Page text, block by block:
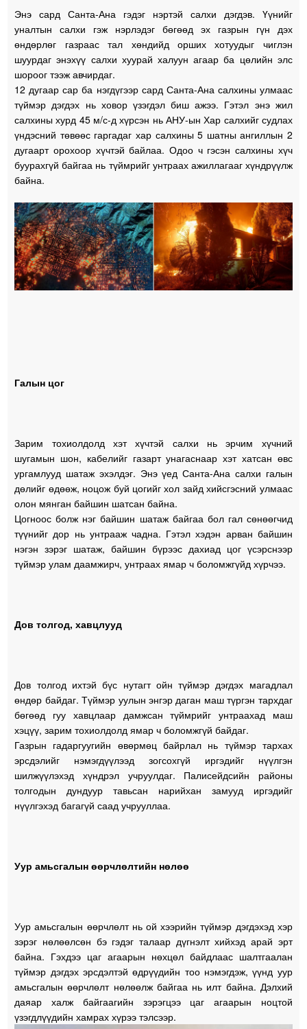
Энэ сард Санта-Ана гэдэг нэртэй салхи дэгдэв. Үүнийг
уналтын салхи гэж нэрлэдэг бөгөөд эх газрын гүн дэх
өндөрлөг газраас тал хөндийд орших хотуудыг чиглэн
шуурдаг энэхүү салхи хуурай халуун агаар ба цөлийн элс
шороог тээж авчирдаг.
12 дугаар сар ба нэгдүгээр сард Санта-Ана салхины улмаас
түймэр дэгдэх нь ховор үзэгдэл биш ажээ. Гэтэл энэ жил
салхины хурд 45 м/с-д хүрсэн нь АНУ-ын Хар салхийг судлах
үндэсний төвөөс гаргадаг хар салхины 5 шатны ангиллын 2
дугаарт орохоор хүчтэй байлаа. Одоо ч гэсэн салхины хүч
буурахгүй байгаа нь түймрийг унтраах ажиллагааг хүндрүүлж
байна.
Галын цог
Зарим тохиолдолд хэт хүчтэй салхи нь эрчим хүчний
шугамын шон, кабелийг газарт унагаснаар хэт хатсан өвс
ургамлууд шатаж эхэлдэг. Энэ үед Санта-Ана салхи галын
дөлийг өдөөж, ноцож буй цогийг хол зайд хийсгэсний улмаас
олон мянган байшин шатсан байна.
Цогноос болж нэг байшин шатаж байгаа бол гал сөнөөгчид
түүнийг дор нь унтрааж чадна. Гэтэл хэдэн арван байшин
нэгэн зэрэг шатаж, байшин бүрээс дахиад цог үсэрснээр
түймэр улам даамжирч, унтраах ямар ч боломжгүйд хүрчээ.
Дов толгод, хавцлууд
Дов толгод ихтэй бүс нутагт ойн түймэр дэгдэх магадлал
өндөр байдаг. Түймэр уулын энгэр даган маш түргэн тархдаг
бөгөөд гуу хавцлаар дамжсан түймрийг унтраахад маш
хэцүү, зарим тохиолдолд ямар ч боломжгүй байдаг.
Газрын гадаргуугийн өвөрмөц байрлал нь түймэр тархах
эрсдэлийг нэмэгдүүлээд зогсохгүй иргэдийг нүүлгэн
шилжүүлэхэд хүндрэл учруулдаг. Палисейдсийн районы
толгодын дундуур тавьсан нарийхан замууд иргэдийг
нүүлгэхэд багагүй саад учрууллаа.
Уур амьсгалын өөрчлөлтийн нөлөө
Уур амьсгалын өөрчлөлт нь ой хээрийн түймэр дэгдэхэд хэр
зэрэг нөлөөлсөн бэ гэдэг талаар дүгнэлт хийхэд арай эрт
байна. Гэхдээ цаг агаарын нөхцөл байдлаас шалтгаалан
түймэр дэгдэх эрсдэлтэй өдрүүдийн тоо нэмэгдэж, үүнд уур
амьсгалын өөрчлөлт нөлөөлж байгаа нь илт байна. Дэлхий
даяар халж байгаагийн зэрэгцээ цаг агаарын ноцтой
үзэгдлүүдийн хамрах хүрээ тэлсээр.